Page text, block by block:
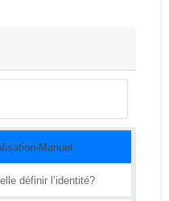
Manuel
définir l’identité?